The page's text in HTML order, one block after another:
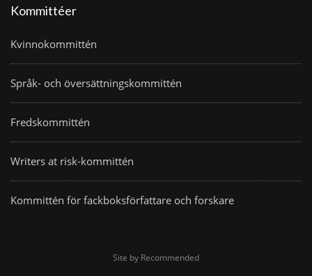
Kommittéer
Kvinnokommittén
Språk- och översättningskommittén
Fredskommittén
Writers at risk-kommittén
Kommittén för fackboksförfattare och forskare
Site by Recommended